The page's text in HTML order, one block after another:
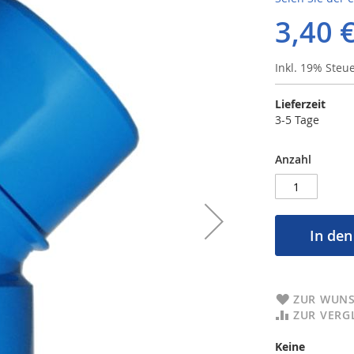
3,40
Inkl. 19%
Lieferzeit
3-5 Tage
Anzahl
In
ZUR
ZUR
Keine